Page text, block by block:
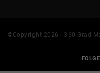
©Copyright 2026 - 360 Grad